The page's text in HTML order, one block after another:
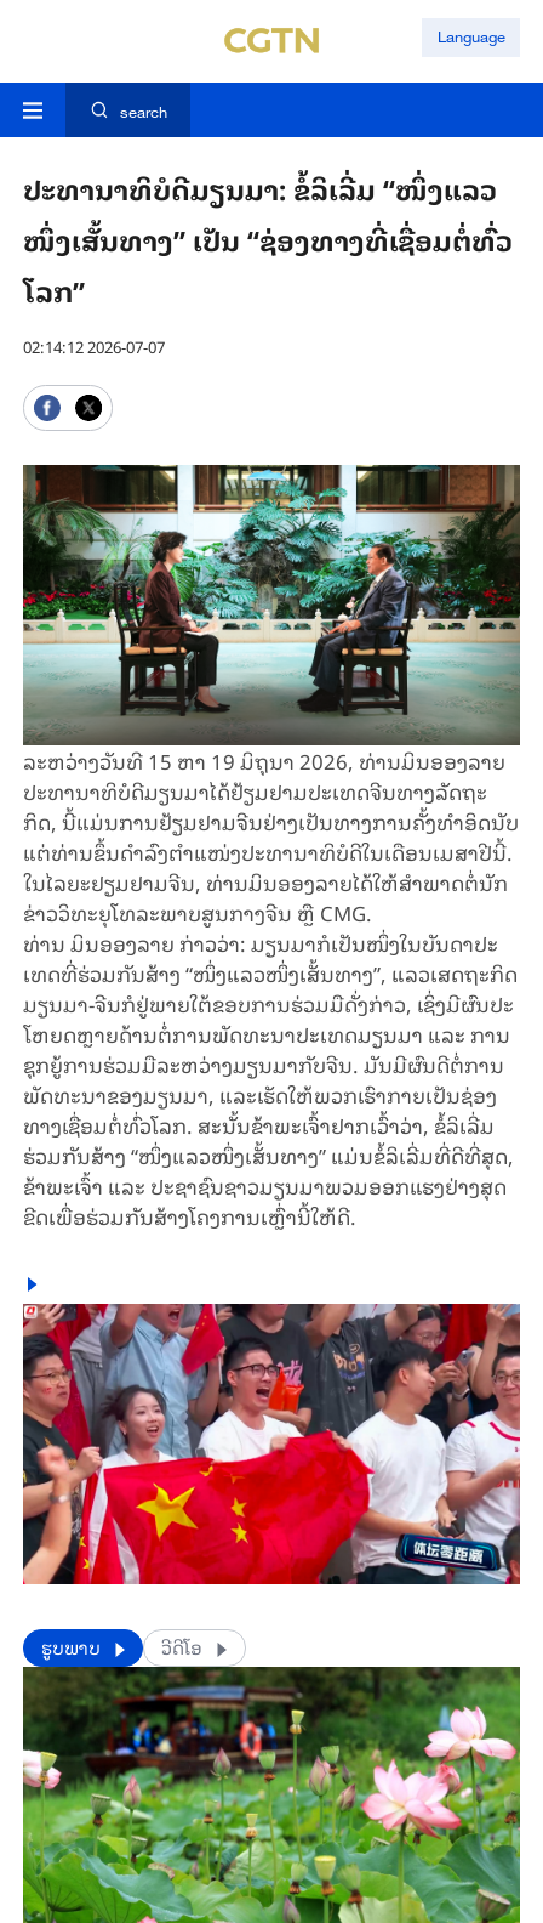
Language
search
ປະ​ທານາ​ທິ​ບໍ​ດີ​ມຽນ​ມາ: ຂໍ້​ລິ​ເລີ່ມ “ໜຶ່ງ​ແລວ​
ໜຶ່ງ​ເສັ້ນ​ທາງ” ເປັນ “ຊ່ອງ​ທາງ​ທີ່​ເຊື່ອມ​ຕໍ່​ທົ່ວ​
ໂລກ”
02:14:12 2026-07-07
ລະ​ຫວ່າງວັນ​ທີ 15 ຫາ 19 ມິ​ຖຸ​ນາ 2026, ທ່ານ​ມິນ​ອອງ​ລາຍ
ປະ​ທາ​ນາ​ທິ​ບໍ​ດີ​ມຽນ​ມາ​ໄດ້​ຢ້ຽມ​ຢາມ​ປະ​ເທດ​ຈີນ​ທາງ​ລັດ​ຖະ​
ກິດ, ນີ້​ແມ່ນ​ການ​ຢ້ຽມ​ຢາມ​ຈີນ​ຢ່າງ​ເປັນ​ທາງ​ການ​ຄັ້ງ​ທຳ​ອິດ​ນັບ​
ແຕ່​ທ່ານ​ຂຶ້ນ​ດຳ​ລົງ​ຕຳ​ແໜ່ງ​ປະ​ທາ​ນາ​ທິ​ບໍ​ດີ​ໃນ​ເດືອນ​ເມ​ສາ​ປີ​ນີ້.
ໃນ​ໄລ​ຍະ​ຢຽມ​ຢາມ​ຈີນ, ທ່ານ​ມິນ​ອອງ​ລາຍ​ໄດ້​ໃຫ້​ສຳ​ພາດ​ຕໍ່​ນັກ​
ຂ່າວ​ວິ​ທະ​ຍຸ​ໂທ​ລະ​ພາບ​ສູນ​ກາງ​ຈີນ ຫຼື CMG.
ທ່ານ ມິນ​ອອງ​ລາຍ ກ່າວ​ວ່າ: ມຽນ​ມາ​ກໍ​ເປັນ​ໜຶ່ງ​ໃນ​ບັນ​ດາ​ປະ​
ເທດ​ທີ່​ຮ່ວມ​ກັນ​ສ້າງ “ໜຶ່ງ​ແລວ​ໜຶ່ງ​ເສັ້ນ​ທາງ”, ແລວ​ເສ​ດ​ຖະ​ກິດ​
ມຽນ​ມາ-ຈີນກໍ​​ຢູ່ພາຍ​ໃຕ້​ຂອບ​ການ​ຮ່ວມ​ມື​ດັ່ງ​ກ່າວ, ເຊິ່ງ​ມີ​ຜົນ​ປະ​
ໂຫຍດ​ຫຼາຍ​ດ້ານ​ຕໍ່​ການ​ພັດ​ທະ​ນາ​ປະ​ເທດ​ມຽນ​ມາ ແລະ​ ການ​
ຊຸກ​ຍູ້​ການ​ຮ່ວມ​ມື​ລະ​ຫວ່າງ​ມຽນ​ມາ​ກັບ​ຈີນ. ມັນ​ມີ​ຜົນ​ດີ​ຕໍ່​ການ​
ພັດ​ທະ​ນາ​ຂອງ​ມຽນ​ມາ, ແລະ​ເຮັດ​ໃຫ້​ພວກ​ເຮົາ​ກາຍ​ເປັນ​ຊ່ອງ​
ທາງ​ເຊື່ອມ​ຕໍ່​ທົ່ວ​ໂລກ. ສະ​ນັ້ນ​ຂ້າ​ພະ​ເຈົ້າ​ຢາກ​ເວົ້າ​ວ່າ, ຂໍ້​ລິ​ເລີ່ມ​
ຮ່ວມ​ກັນ​ສ້າງ “ໜຶ່ງ​ແລວ​ໜຶ່ງ​ເສັ້ນ​ທາງ” ແມ່ນ​ຂໍ້​ລິ​ເລີ່ມ​ທີ່​ດີ​ທີ່​ສຸດ,
ຂ້າ​ພະ​ເຈົ້າ​ ແລະ ປະ​ຊາ​ຊົນ​ຊາວມຽນ​ມາ​ພວມ​ອອກ​ແຮງ​ຢ່າງ​ສຸດ​
ຂີດ​ເພື່ອ​ຮ່ວມ​ກັນ​ສ້າງ​ໂຄງ​ການ​ເຫຼົ່​າ​ນີ້​ໃຫ້​ດີ.
​​ຮູບພາບ ວີດີໂອ